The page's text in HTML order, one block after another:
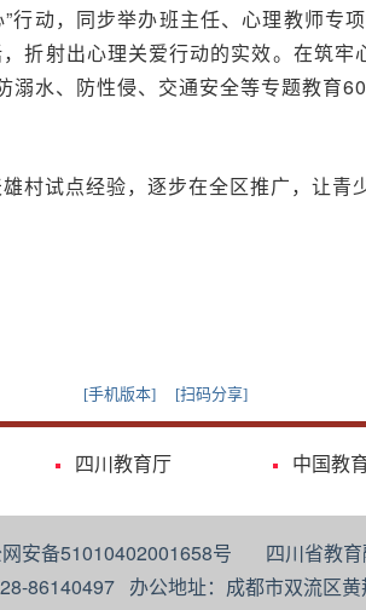
动，同步举办班主任、心理教师专
折射出心理关爱行动的实效。在筑
水、防性侵、交通安全等专题教育
村试点经验，逐步在全区推广，让青
[手机版本] [扫码分享]
四川教育厅 中国教
安备51010402001658号 四川省教育
86140497 办公地址：成都市双流区黄